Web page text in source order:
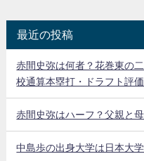
最近の投稿
赤間史弥は何者？花巻東の
校通算本塁打・ドラフト評価
赤間史弥はハーフ？父親と
中島歩の出身大学は日本大